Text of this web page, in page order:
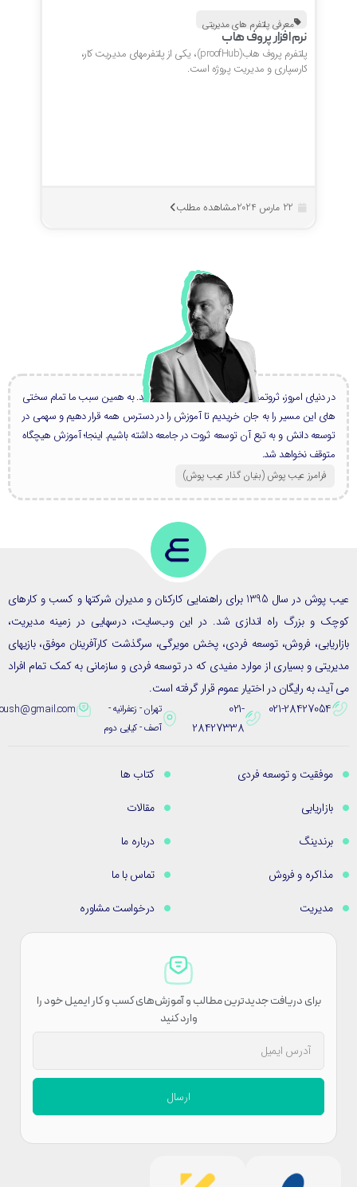
معرفی پلتفرم های مدیریتی
نرم افزار پروف هاب
پلتفرم پروف هاب(proofHub)، یکی از پلتفرمهای مدیریت کار،
کارسپاری و مدیریت پروژه است.
22 مارس 2024 مشاهده مطلب
در دنیای امروز، ثروتمندان بزرگ، همه دانشمند هستند. به همین سبب ما تمام سختی
های این مسیر را به جان خریدیم تا آموزش را در دسترس همه قرار دهیم و سهمی در
توسعه دانش و به تبع آن توسعه ثروت در جامعه داشته باشیم. اینجا؛ آموزش هیچگاه
متوقف نخواهد شد.
فرامرز عیب پوش (بنیان گذار عیب پوش​)
عیب پوش در سال 1395 برای راهنمایی کارکنان و مدیران شرکتها و کسب و کارهای
و بزرگ راه اندازی شد. در این وب‌سایت، درسهایی در زمینه مدیریت،
فروش، توسعه فردی، پخش مویرگی، سرگذشت کارآفرینان موفق، بازیهای
و بسیاری از موارد مفیدی که در توسعه فردی و سازمانی به کمک تمام افراد
به رایگان در اختیار عموم قرار گرفته است.
021-28427054
021-
28427338
تهران - زعفرانیه -
آصف - کیایی دوم
eybpoush@gmail.com
موفقیت و توسعه فردی
بازاریابی
برندینگ
مذاکره و فروش
مدیریت
کتاب ها
مقالات
درباره ما
تماس با ما
درخواست مشاوره
برای دریافت جدیدترین مطالب و آموزش‌های کسب و کار ایمیل خود را
وارد کنید
ارسال